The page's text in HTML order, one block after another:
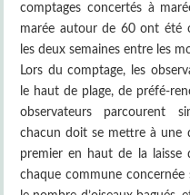
comptages concertés à
marée autour de 60 ont été
les deux semaines entre les
Lors du comptage, les
le haut de plage, de préfé-
observateurs parcourent
chacun doit se mettre à une
premier en haut de la laisse
chaque commune concernée